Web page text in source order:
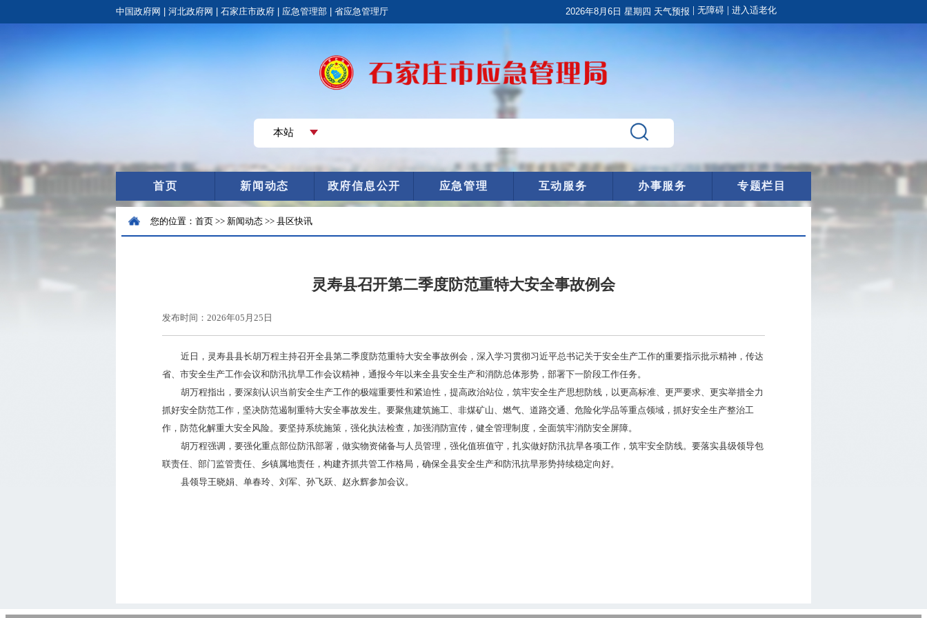
首页 新闻动态 政府信息公开 应急管理 互动服务 办事服务 专题栏目
| 无障碍| 进入适老化
您的位置：首页 >> 新闻动态 >>县区快讯
灵寿县召开第二季度防范重特大安全事故例会
发布时间：2026年05月25日
近日，灵寿县县长胡万程主持召开全县第二季度防范重特大安全事故例会，深入学习贯彻习近平总书记关于安全生产工作的重要指示批示精神，传达
省、市安全生产工作会议和防汛抗旱工作会议精神，通报今年以来全县安全生产和消防总体形势，部署下一阶段工作任务。
胡万程指出，要深刻认识当前安全生产工作的极端重要性和紧迫性，提高政治站位，筑牢安全生产思想防线，以更高标准、更严要求、更实举措全力
抓好安全防范工作，坚决防范遏制重特大安全事故发生。要聚焦建筑施工、非煤矿山、燃气、道路交通、危险化学品等重点领域，抓好安全生产整治工
作，防范化解重大安全风险。要坚持系统施策，强化执法检查，加强消防宣传，健全管理制度，全面筑牢消防安全屏障。
胡万程强调，要强化重点部位防汛部署，做实物资储备与人员管理，强化值班值守，扎实做好防汛抗旱各项工作，筑牢安全防线。要落实县级领导包
联责任、部门监管责任、乡镇属地责任，构建齐抓共管工作格局，确保全县安全生产和防汛抗旱形势持续稳定向好。
县领导王晓娟、单春玲、刘军、孙飞跃、赵永辉参加会议。